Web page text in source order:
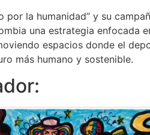
por la humanidad” y su
una estrategia enfocada
espacios donde el
más humano y sostenible.